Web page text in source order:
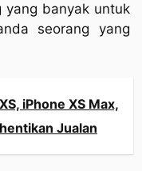
yang banyak untuk
seorang yang
iPhone XS Max,
Jualan